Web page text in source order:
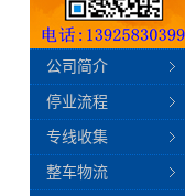
公司简介
停业流程
专线收集
整车物流